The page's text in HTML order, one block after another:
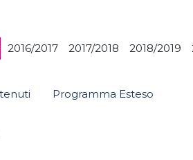
2016/2017 2017/2018 2018/2019
Programma Esteso